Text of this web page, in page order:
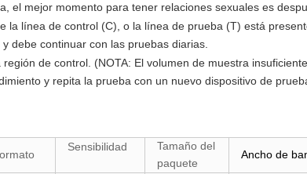
el mejor momento para tener relaciones sexuales es
la línea de control (C), o la línea de prueba (T) está
debe continuar con las pruebas diarias.
de control. (NOTA: El volumen de muestra
y repita la prueba con un nuevo dispositivo de
Sensibilidad
Tamaño del
paquete
Ancho de